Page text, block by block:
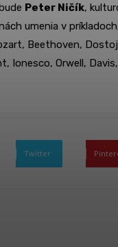
Peter Ničík,
umenia v
Beethoven,
Ionesco, Orwell,
Twitter